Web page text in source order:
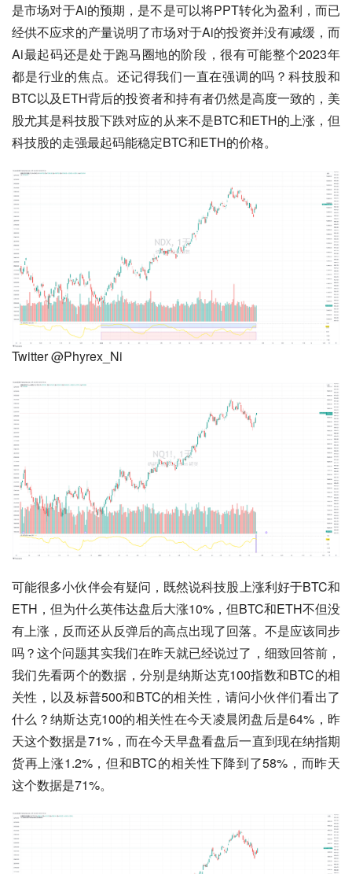
是市场对于Ai的预期，是不是可以将PPT转化为盈利，而已
经供不应求的产量说明了市场对于Ai的投资并没有减缓，而
Ai最起码还是处于跑马圈地的阶段，很有可能整个2023年
都是行业的焦点。还记得我们一直在强调的吗？科技股和
BTC以及ETH背后的投资者和持有者仍然是高度一致的，美
股尤其是科技股下跌对应的从来不是BTC和ETH的上涨，但
科技股的走强最起码能稳定BTC和ETH的价格。
Twitter @Phyrex_Ni
可能很多小伙伴会有疑问，既然说科技股上涨利好于BTC和
ETH，但为什么英伟达盘后大涨10%，但BTC和ETH不但没
有上涨，反而还从反弹后的高点出现了回落。不是应该同步
吗？这个问题其实我们在昨天就已经说过了，细致回答前，
我们先看两个的数据，分别是纳斯达克100指数和BTC的相
关性，以及标普500和BTC的相关性，请问小伙伴们看出了
什么？纳斯达克100的相关性在今天凌晨闭盘后是64%，昨
天这个数据是71%，而在今天早盘看盘后一直到现在纳指期
货再上涨1.2%，但和BTC的相关性下降到了58%，而昨天
这个数据是71%。